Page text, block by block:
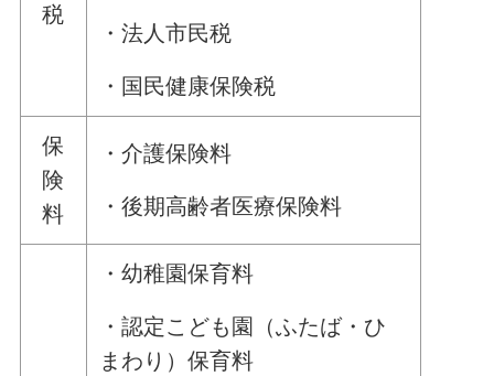
税
・法人市民税
・国民健康保険税
保
険
料
・介護保険料
・後期高齢者医療保険料
・幼稚園保育料
・認定こども園（ふたば・ひ
まわり）保育料